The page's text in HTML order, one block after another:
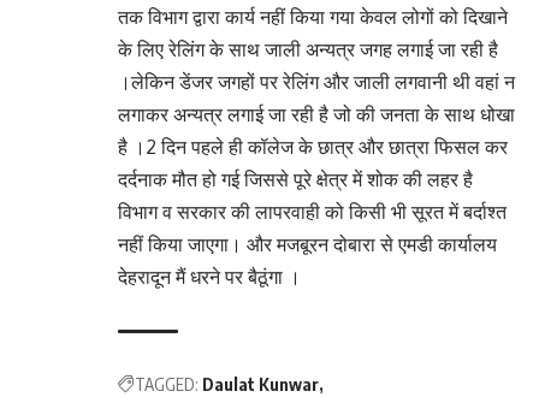
तक विभाग द्वारा कार्य नहीं किया गया केवल लोगों को दिखाने
के लिए रेलिंग के साथ जाली अन्यत्र जगह लगाई जा रही है
।लेकिन डेंजर जगहों पर रेलिंग और जाली लगवानी थी वहां न
लगाकर अन्यत्र लगाई जा रही है जो की जनता के साथ धोखा
है ।2 दिन पहले ही कॉलेज के छात्र और छात्रा फिसल कर
दर्दनाक मौत हो गई जिससे पूरे क्षेत्र में शोक की लहर है
विभाग व सरकार की लापरवाही को किसी भी सूरत में बर्दाश्त
नहीं किया जाएगा। और मजबूरन दोबारा से एमडी कार्यालय
देहरादून मैं धरने पर बैठूंगा ।
TAGGED: Daulat Kunwar